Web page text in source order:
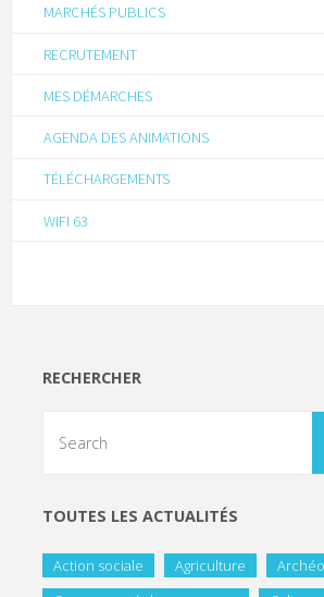
MARCHÉS PUBLICS
RECRUTEMENT
MES DÉMARCHES
AGENDA DES ANIMATIONS
TÉLÉCHARGEMENTS
WIFI 63
RECHERCHER
TOUTES LES ACTUALITÉS
Action sociale Agriculture